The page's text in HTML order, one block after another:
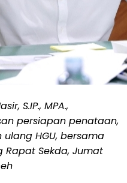
S.IP., MPA.,
persiapan penataan,
HGU, bersama
Sekda, Jumat